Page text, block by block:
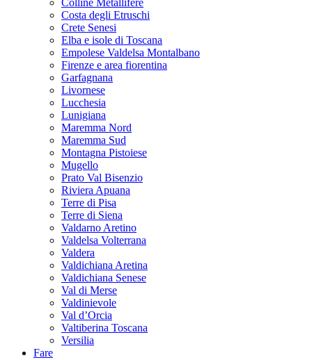
Colline Metallifere
Costa degli Etruschi
Crete Senesi
Elba e isole di Toscana
Empolese Valdelsa Montalbano
Firenze e area fiorentina
Garfagnana
Livornese
Lucchesia
Lunigiana
Maremma Nord
Maremma Sud
Montagna Pistoiese
Mugello
Prato Val Bisenzio
Riviera Apuana
Terre di Pisa
Terre di Siena
Valdarno Aretino
Valdelsa Volterrana
Valdera
Valdichiana Aretina
Valdichiana Senese
Val di Merse
Valdinievole
Val d’Orcia
Valtiberina Toscana
Versilia
Fare